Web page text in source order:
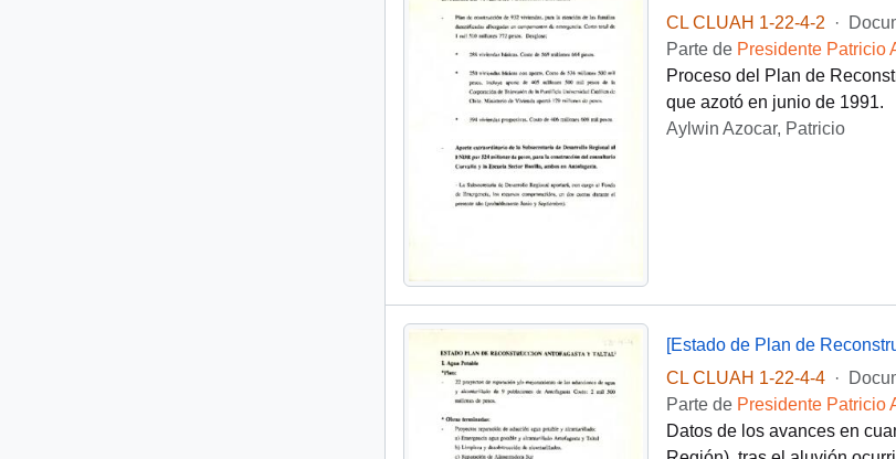
CL CLUAH 1-22-4-2
·
Parte de Presidente Patricio
Proceso del Plan de
que azotó en junio de 1991.
Aylwin Azocar, Patricio
[Estado de Plan de
CL CLUAH 1-22-4-4
·
Parte de Presidente Patricio
Datos de los avances en